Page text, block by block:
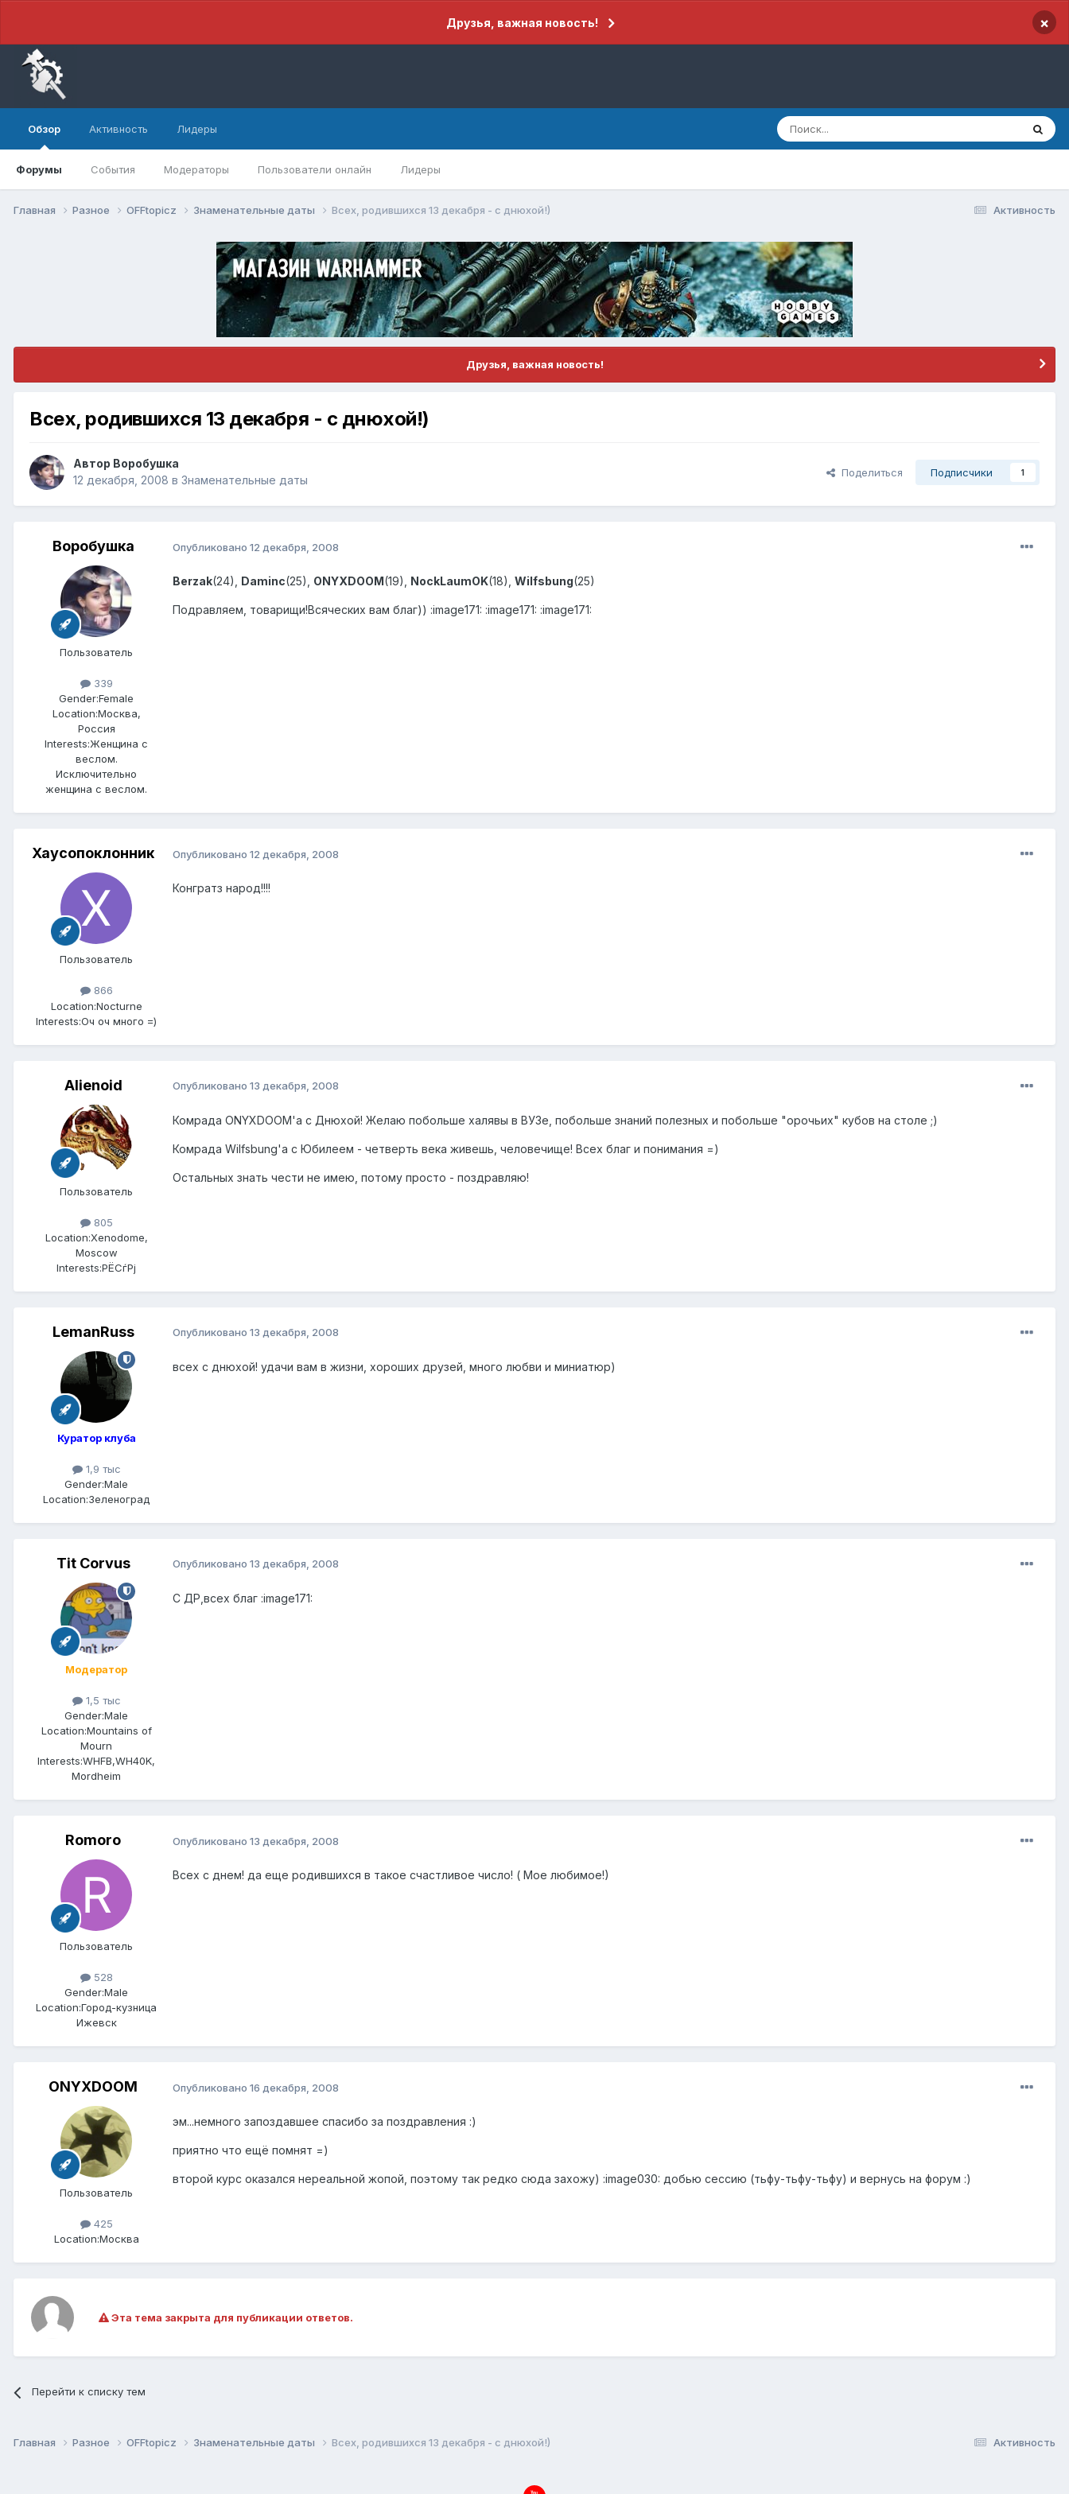
Друзья, важная новость! ×
Обзор
Форумы События Модераторы Пользователи онлайн Лидеры
Активность Лидеры
Активность
Главная Разное OFFtopicz Знаменательные даты Всех, родившихся 13 декабря - с днюхой!)
Друзья, важная новость!
Всех, родившихся 13 декабря - с днюхой!)
Автор Воробушка
12 декабря, 2008 в Знаменательные даты
Поделиться Подписчики 1
Воробушка
Пользователь
339
Gender:Female
Location:Москва,
Россия
Interests:Женщина с
веслом.
Исключительно
женщина с веслом.
Опубликовано 12 декабря, 2008
Berzak(24), Daminc(25), ONYXDOOM(19), NockLaumOK(18), Wilfsbung(25)
Подравляем, товарищи!Всяческих вам благ)) :image171: :image171: :image171:
Хаусопоклонник
Пользователь
866
Location:Nocturne
Interests:Оч оч много =)
Опубликовано 12 декабря, 2008
Конгратз народ!!!!
Alienoid
Пользователь
805
Location:Xenodome,
Moscow
Interests:РЁСѓРј
Опубликовано 13 декабря, 2008
Комрада ONYXDOOM'а с Днюхой! Желаю побольше халявы в ВУЗе, побольше знаний полезных и побольше "орочьих" кубов на столе ;)
Комрада Wilfsbung'а с Юбилеем - четверть века живешь, человечище! Всех благ и понимания =)
Остальных знать чести не имею, потому просто - поздравляю!
LemanRuss
Куратор клуба
1,9 тыс
Gender:Male
Location:Зеленоград
Опубликовано 13 декабря, 2008
всех с днюхой! удачи вам в жизни, хороших друзей, много любви и миниатюр)
Tit Corvus
Модератор
1,5 тыс
Gender:Male
Location:Mountains of
Mourn
Interests:WHFB,WH40K,
Mordheim
Опубликовано 13 декабря, 2008
С ДР,всех благ :image171:
Romoro
Пользователь
528
Gender:Male
Location:Город-кузница
Ижевск
Опубликовано 13 декабря, 2008
Всех с днем! да еще родившихся в такое счастливое число! ( Мое любимое!)
ONYXDOOM
Пользователь
425
Location:Москва
Опубликовано 16 декабря, 2008
эм...немного запоздавшее спасибо за поздравления :)
приятно что ещё помнят =)
второй курс оказался нереальной жопой, поэтому так редко сюда захожу) :image030: добью сессию (тьфу-тьфу-тьфу) и вернусь на форум :)
Эта тема закрыта для публикации ответов.
Перейти к списку тем
Активность
Главная Разное OFFtopicz Знаменательные даты Всех, родившихся 13 декабря - с днюхой!)